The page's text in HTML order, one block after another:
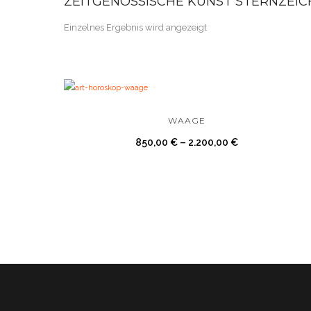
Einzelnes Ergebnis wird angezeigt
WAAGE
850,00 €– 2.200,00 €